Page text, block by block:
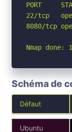
PORT
22/tcp
8080/tcp
Nmap
Schéma de
Défaut
Ubuntu